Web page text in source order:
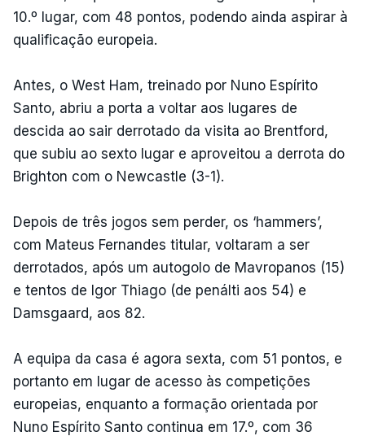
10.º lugar, com 48 pontos, podendo ainda aspirar à
qualificação europeia.
Antes, o West Ham, treinado por Nuno Espírito
Santo, abriu a porta a voltar aos lugares de
descida ao sair derrotado da visita ao Brentford,
que subiu ao sexto lugar e aproveitou a derrota do
Brighton com o Newcastle (3-1).
Depois de três jogos sem perder, os ‘hammers’,
com Mateus Fernandes titular, voltaram a ser
derrotados, após um autogolo de Mavropanos (15)
e tentos de Igor Thiago (de penálti aos 54) e
Damsgaard, aos 82.
A equipa da casa é agora sexta, com 51 pontos, e
portanto em lugar de acesso às competições
europeias, enquanto a formação orientada por
Nuno Espírito Santo continua em 17.º, com 36